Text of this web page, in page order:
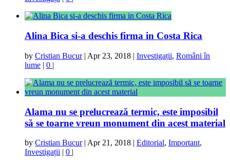
Alina Bica si-a deschis firma in Costa Rica
by Cristian Bucur| Apr 23, 2018 | Investigații, Români în
lume | 0 |
Alama nu se prelucrează termic, este imposibil
să se toarne vreun monument din acest material
by Cristian Bucur| Apr 21, 2018 | Editorial, Important,
Investigații | 0 |